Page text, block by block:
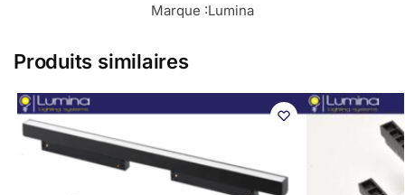
Marque :Lumina
Produits similaires